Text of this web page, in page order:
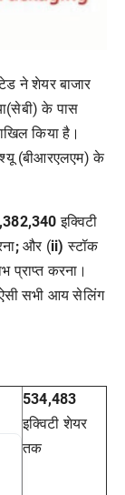
ने शेयर बाजार
(सेबी) के पास
किया है।
(बीआरएलएम) के
इक्विटी
;और (ii)स्टॉक
प्राप्त करना।
सभी आयसेलिंग
534,483
इक्विटी शेयर
तक